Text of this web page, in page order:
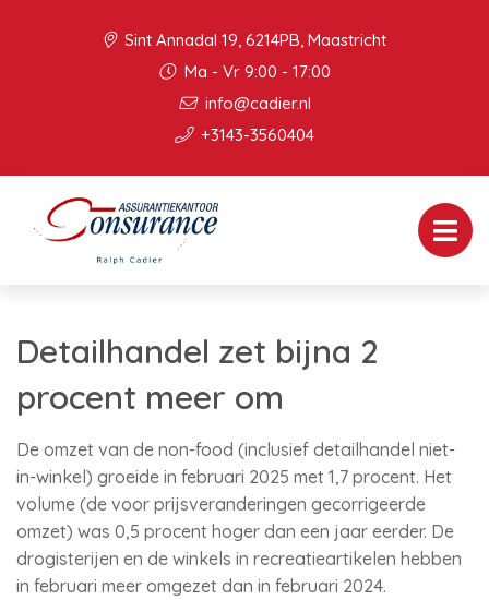
Sint Annadal 19, 6214PB, Maastricht
Ma - Vr 9:00 - 17:00
info@cadier.nl
+3143-3560404
Detailhandel zet bijna 2
procent meer om
De omzet van de non-food (inclusief detailhandel niet-
in-winkel) groeide in februari 2025 met 1,7 procent. Het
volume (de voor prijsveranderingen gecorrigeerde
omzet) was 0,5 procent hoger dan een jaar eerder. De
drogisterijen en de winkels in recreatieartikelen hebben
in februari meer omgezet dan in februari 2024.